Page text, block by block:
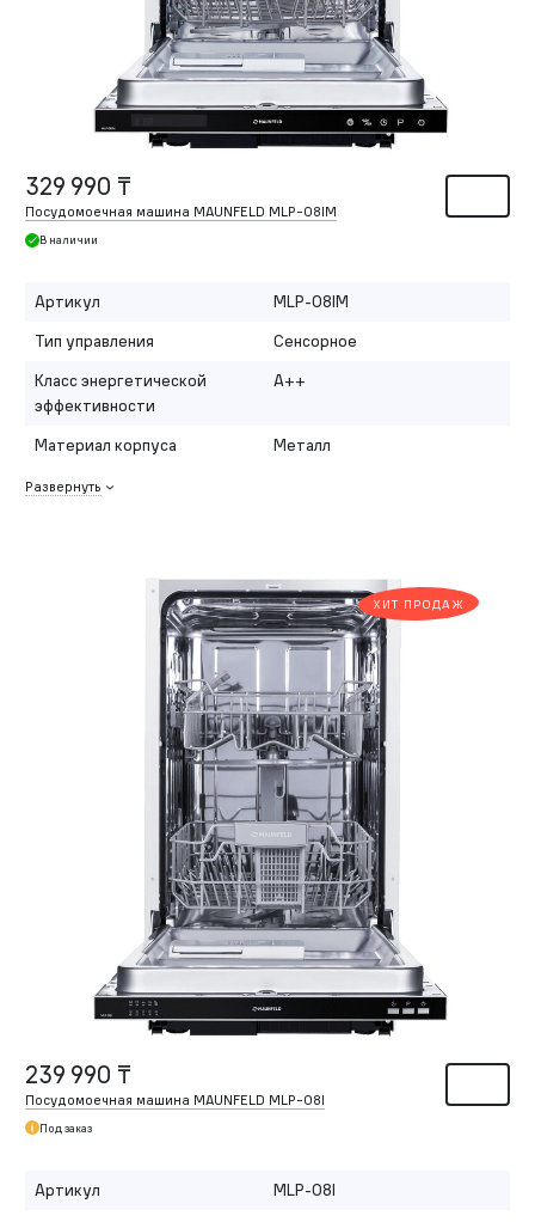
329 990 ₸
Посудомоечная машина MAUNFELD MLP-08IM
В наличии
Артикул
MLP-08IM
Тип управления
Сенсорное
Класс энергетической
эффективности
A++
Материал корпуса Металл
Развернуть
ХИТ ПРОДАЖ
239 990 ₸
Посудомоечная машина MAUNFELD MLP-08I
Под заказ
Артикул
MLP-08I